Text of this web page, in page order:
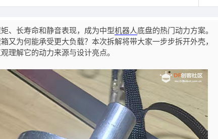
、长寿命和静音表现，成为中型机器人底盘的热门动力方案。
又为何能承受更大负载？本次拆解将带大家一步步拆开外壳，
理解它的动力来源与设计亮点。